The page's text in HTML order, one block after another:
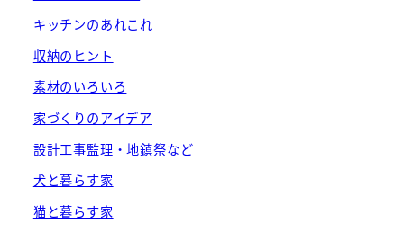
キッチンのあれこれ
収納のヒント
素材のいろいろ
家づくりのアイデア
設計工事監理・地鎮祭など
犬と暮らす家
猫と暮らす家